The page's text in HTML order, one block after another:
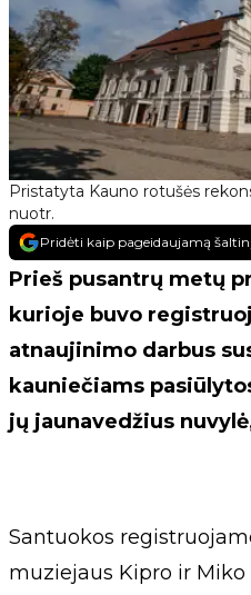
Pristatyta Kauno rotušės
nuotr.
Pridėti kaip pageidaujamą šaltinį
Prieš pusantrų metų
kurioje buvo
atnaujinimo darbus
kauniečiams
jų jaunavedžius
Santuokos
muziejaus Kipro ir